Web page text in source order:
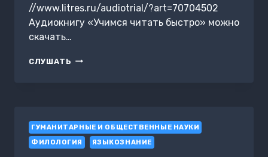
//www.litres.ru/audiotrial/?art=70704502
Аудиокнигу «Учимся читать быстро» можно
скачать…
СЛУШАТЬ УЧИМСЯ
ГУМАНИТАРНЫЕ И ОБЩЕСТВЕННЫЕ НАУКИ
ФИЛОЛОГИЯ
ЯЗЫКОЗНАНИЕ